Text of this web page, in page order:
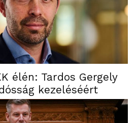
élén: Tardos Gergely
kezeléséért